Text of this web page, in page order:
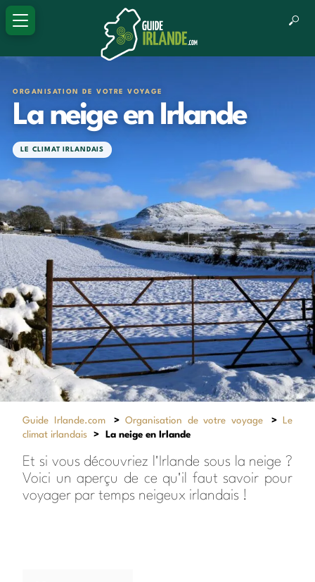
ORGANISATION DE VOTRE VOYAGE
La neige en Irlande
LE CLIMAT IRLANDAIS
Guide Irlande.com > Organisation de votre voyage >
Le
climat irlandais
> La neige en Irlande
Et si vous découvriez l'Irlande sous la neige ?
Voici un aperçu de ce qu'il faut savoir pour
voyager par temps neigeux irlandais !